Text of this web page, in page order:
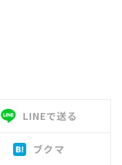
LINEで送る
ブクマ